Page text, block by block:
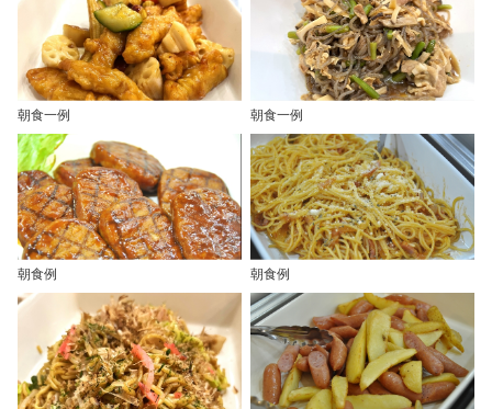
朝食一例 朝食一例
朝食例 朝食例